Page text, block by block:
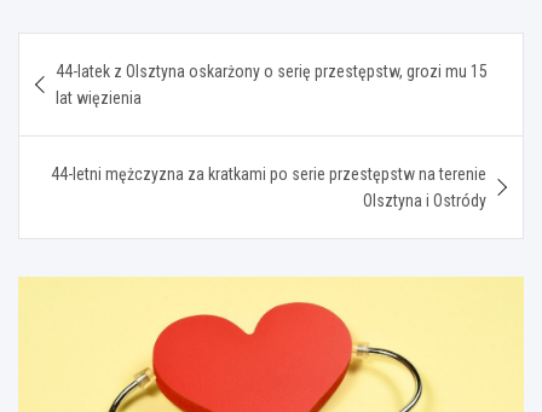
wpisu
44-latek z Olsztyna oskarżony o serię przestępstw, grozi mu 15
lat więzienia
44-letni mężczyzna za kratkami po serie przestępstw na terenie
Olsztyna i Ostródy